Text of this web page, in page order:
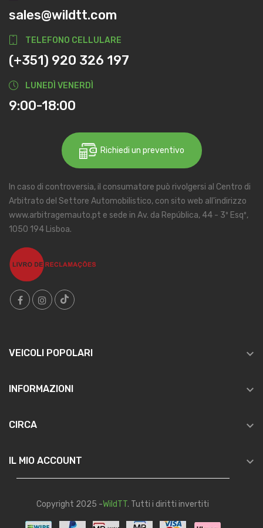
sales@wildtt.com
TELEFONO CELLULARE
(+351) 920 326 197
LUNEDÌ VENERDÌ
9:00-18:00
Richiedi un preventivo
In caso di controversia, il consumatore può rivolgersi al Centro di
Arbitrato del Settore Automobilistico, con sito web all'indirizzo
www.arbitragemauto.pt e sede in Av. da República, 44 - 3º Esqº,
1050 194 Lisboa.
VEICOLI POPOLARI 
INFORMAZIONI 
CIRCA 
IL MIO ACCOUNT 
Copyright 2025 -WildTT. Tutti i diritti invertiti